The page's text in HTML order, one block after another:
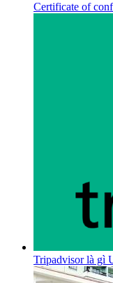
Certificate of
Tripadvisor là gì